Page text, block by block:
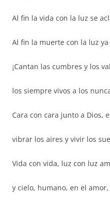
Al fin la vida con la luz se
Al fin la muerte con la luz
¡Cantan las cumbres y los
los siempre vivos a los
Cara con cara junto a Dios,
vibrar los aires y vivir los
Vida con vida, luz con luz
y cielo, humano, en el amor,